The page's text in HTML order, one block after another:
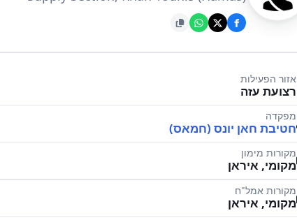
אזור הפעילות
רצועת עזה
מפקדה
חטיבת חאן יונס (חמאס)
מקורות מימון
מקומי, איראן
מקורות אמל"ח
מקומי, איראן